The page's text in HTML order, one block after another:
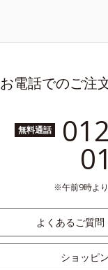
お電話でのご注
無料通話
午前9時よ
よくあるご質
ショッピ